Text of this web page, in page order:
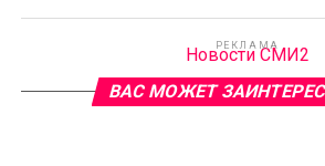
РЕКЛАМА
Новости СМИ2
ВАС МОЖЕТ